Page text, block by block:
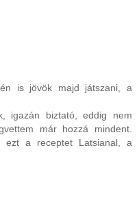
is jövök majd játszani, a
igazán biztató, eddig nem
már hozzá mindent.
ezt a receptet Latsianal, a